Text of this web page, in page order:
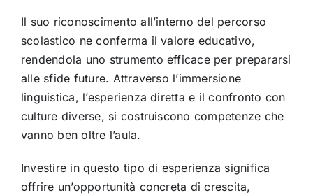
Il suo riconoscimento all’interno del percorso
scolastico ne conferma il valore educativo,
rendendola uno strumento efficace per prepararsi
alle sfide future. Attraverso l’immersione
linguistica, l’esperienza diretta e il confronto con
culture diverse, si costruiscono competenze che
vanno ben oltre l’aula.
Investire in questo tipo di esperienza significa
offrire un’opportunità concreta di crescita,